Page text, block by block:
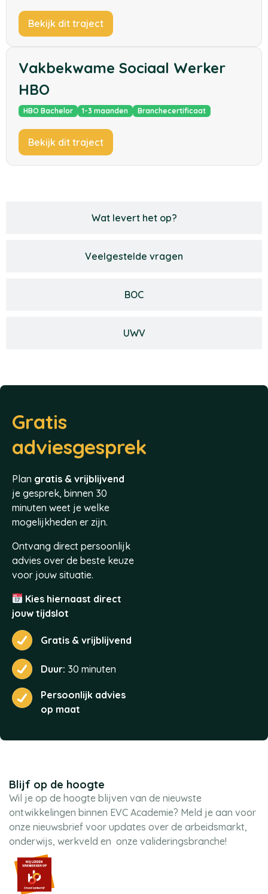
Wat levert het op?
Veelgestelde vragen
BOC
UWV
Bekijk dit traject
Vakbekwame Sociaal Werker
HBO
HBO Bachelor 1-3 maanden Branchecertificaat
Bekijk dit traject
Gratis
adviesgesprek
Plan gratis & vrijblijvend
je gesprek, binnen 30
minuten weet je welke
mogelijkheden er zijn.
Ontvang direct persoonlijk
advies over de beste keuze
voor jouw situatie.
Kies hiernaast direct
jouw tijdslot
Gratis & vrijblijvend
Duur: 30 minuten
Persoonlijk advies
op maat
Blijf op de hoogte
Wil je op de hoogte blijven van de nieuwste
ontwikkelingen binnen EVC Academie? Meld je aan voor
onze nieuwsbrief voor updates over de arbeidsmarkt,
onderwijs, werkveld en onze valideringsbranche!